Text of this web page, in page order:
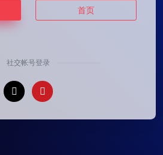
首页
社交帐号登录